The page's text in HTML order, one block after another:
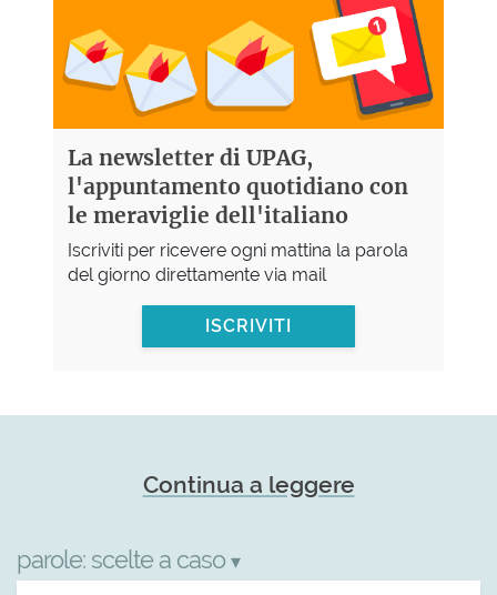
La newsletter di UPAG,
l'appuntamento quotidiano con
le meraviglie dell'italiano
Iscriviti per ricevere ogni mattina la parola
del giorno direttamente via mail
ISCRIVITI
Continua a leggere
parole: scelte a caso ▾